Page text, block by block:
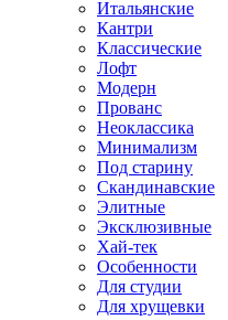
Итальянские
Кантри
Классические
Лофт
Модерн
Прованс
Неоклассика
Минимализм
Под старину
Скандинавские
Элитные
Эксклюзивные
Хай-тек
Особенности
Для студии
Для хрущевки